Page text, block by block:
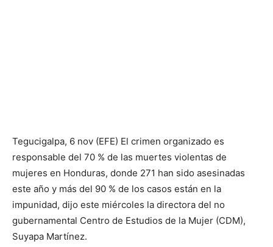
Tegucigalpa, 6 nov (EFE) El crimen organizado es
responsable del 70 % de las muertes violentas de
mujeres en Honduras, donde 271 han sido asesinadas
este año y más del 90 % de los casos están en la
impunidad, dijo este miércoles la directora del no
gubernamental Centro de Estudios de la Mujer (CDM),
Suyapa Martínez.